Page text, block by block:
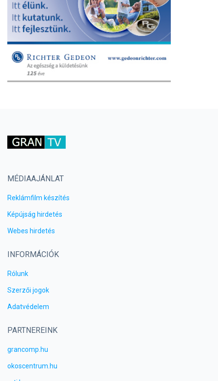
MÉDIAAJÁNLAT
Reklámfilm készítés
Képújság hirdetés
Webes hirdetés
INFORMÁCIÓK
Rólunk
Szerzői jogok
Adatvédelem
PARTNEREINK
grancomp.hu
okoscentrum.hu